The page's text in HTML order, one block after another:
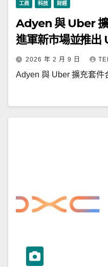
工商 科技 財經
Adyen 與 Uber
進軍新市場並推出
2026 年 2 月 9 日
Adyen 與 Uber 擴充套